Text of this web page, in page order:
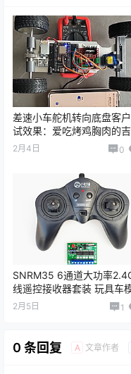
差速小车舵机转向底盘客
试效果：爱吃烤鸡胸肉的
2月4日 0
SNRM35 6通道大功率
线遥控接收器套装 玩具车
模DIY 6-15v 12v
2月5日 1
0 条回复 A 文章作者